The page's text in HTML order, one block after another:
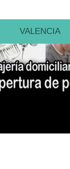
VALENCIA